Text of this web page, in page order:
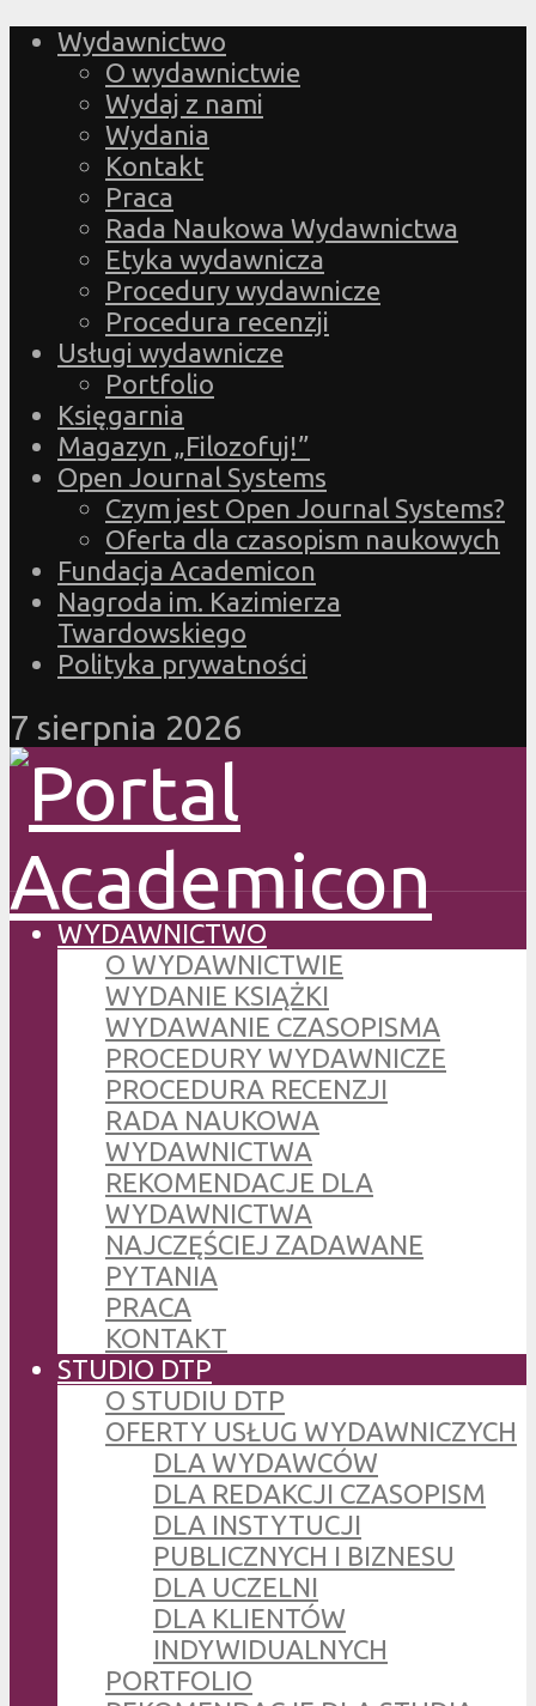
Wydawnictwo
O wydawnictwie
Wydaj z nami
Wydania
Kontakt
Praca
Rada Naukowa Wydawnictwa
Etyka wydawnicza
Procedury wydawnicze
Procedura recenzji
Usługi wydawnicze
Portfolio
Księgarnia
Magazyn „Filozofuj!”
Open Journal Systems
Czym jest Open Journal Systems?
Oferta dla czasopism naukowych
Fundacja Academicon
Nagroda im. Kazimierza
Twardowskiego
Polityka prywatności
7 sierpnia 2026
WYDAWNICTWO
O WYDAWNICTWIE
WYDANIE KSIĄŻKI
WYDAWANIE CZASOPISMA
PROCEDURY WYDAWNICZE
PROCEDURA RECENZJI
RADA NAUKOWA
WYDAWNICTWA
REKOMENDACJE DLA
WYDAWNICTWA
NAJCZĘŚCIEJ ZADAWANE
PYTANIA
PRACA
KONTAKT
STUDIO DTP
O STUDIU DTP
OFERTY USŁUG WYDAWNICZYCH
DLA WYDAWCÓW
DLA REDAKCJI CZASOPISM
DLA INSTYTUCJI
PUBLICZNYCH I BIZNESU
DLA UCZELNI
DLA KLIENTÓW
INDYWIDUALNYCH
PORTFOLIO